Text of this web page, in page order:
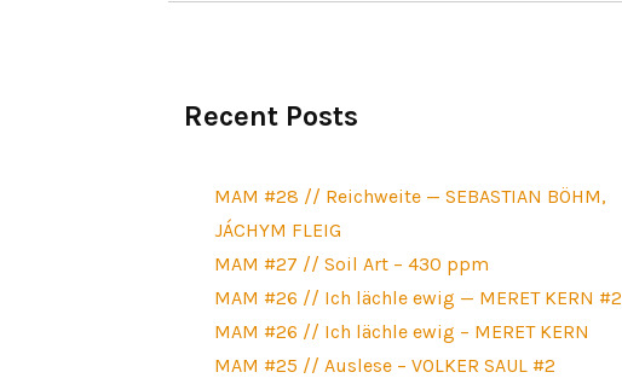
Recent Posts
MAM #28 // Reichweite — SEBASTIAN BÖHM,
JÁCHYM FLEIG
MAM #27 // Soil Art – 430 ppm
MAM #26 // Ich lächle ewig — MERET KERN #2
MAM #26 // Ich lächle ewig – MERET KERN
MAM #25 // Auslese – VOLKER SAUL #2